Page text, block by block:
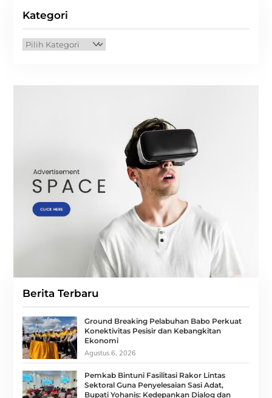
Kategori
Kategori
Berita Terbaru
Ground Breaking Pelabuhan Babo Perkuat
Konektivitas Pesisir dan Kebangkitan
Ekonomi
Agustus 6, 2026
Pemkab Bintuni Fasilitasi Rakor Lintas
Sektoral Guna Penyelesaian Sasi Adat,
Bupati Yohanis: Kedepankan Dialog dan